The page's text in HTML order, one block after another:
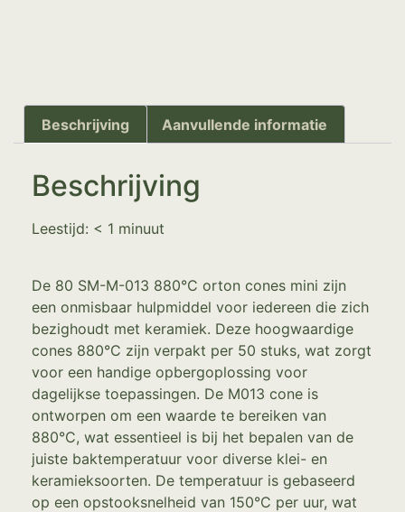
Beschrijving Aanvullende informatie
Beschrijving
Leestijd: < 1 minuut
De 80 SM-M-013 880°C orton cones mini zijn
een onmisbaar hulpmiddel voor iedereen die zich
bezighoudt met keramiek. Deze hoogwaardige
cones 880°C zijn verpakt per 50 stuks, wat zorgt
voor een handige opbergoplossing voor
dagelijkse toepassingen. De M013 cone is
ontworpen om een waarde te bereiken van
880°C, wat essentieel is bij het bepalen van de
juiste baktemperatuur voor diverse klei- en
keramieksoorten. De temperatuur is gebaseerd
op een opstooksnelheid van 150°C per uur, wat